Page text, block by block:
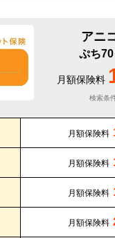
アニ
ぷち
月額保険料
検索条
月額保険料
月額保険料
月額保険料
月額保険料